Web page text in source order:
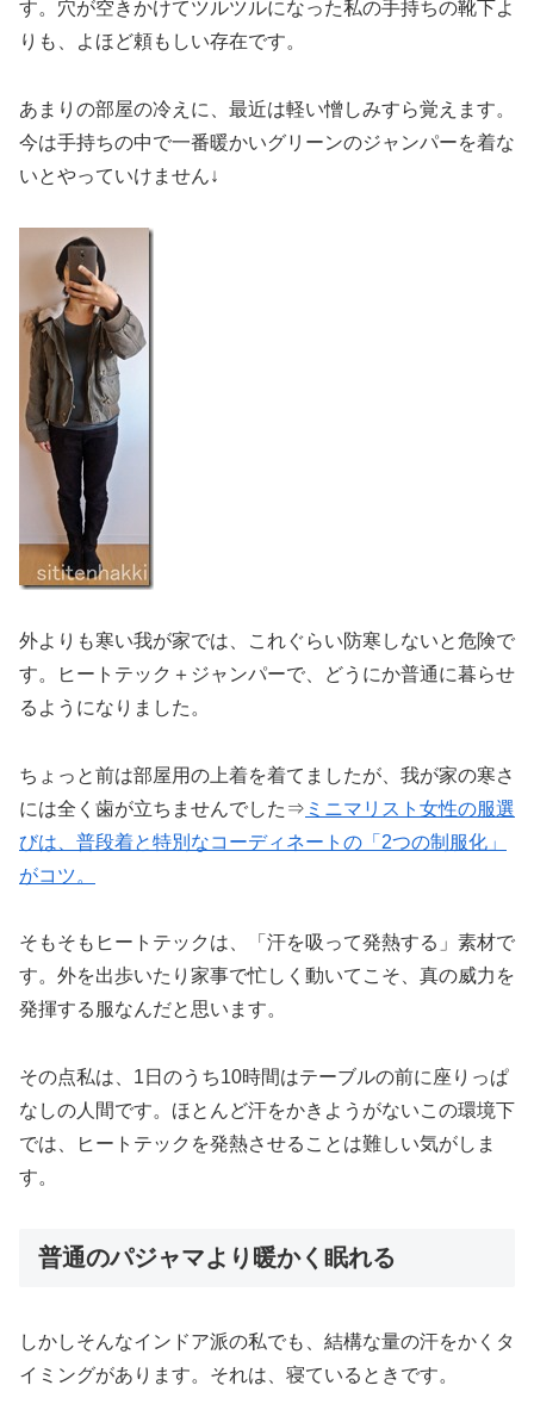
す。穴が空きかけてツルツルになった私の手持ちの靴下よ
りも、よほど頼もしい存在です。
あまりの部屋の冷えに、最近は軽い憎しみすら覚えます。
今は手持ちの中で一番暖かいグリーンのジャンパーを着な
いとやっていけません↓
外よりも寒い我が家では、これぐらい防寒しないと危険で
す。ヒートテック＋ジャンパーで、どうにか普通に暮らせ
るようになりました。
ちょっと前は部屋用の上着を着てましたが、我が家の寒さ
には全く歯が立ちませんでした⇒ ミニマリスト女性の服選
びは、普段着と特別なコーディネートの「2つの制服化」
がコツ。
そもそもヒートテックは、「汗を吸って発熱する」素材で
す。外を出歩いたり家事で忙しく動いてこそ、真の威力を
発揮する服なんだと思います。
その点私は、1日のうち10時間はテーブルの前に座りっぱ
なしの人間です。ほとんど汗をかきようがないこの環境下
では、ヒートテックを発熱させることは難しい気がしま
す。
普通のパジャマより暖かく眠れる
しかしそんなインドア派の私でも、結構な量の汗をかくタ
イミングがあります。それは、寝ているときです。